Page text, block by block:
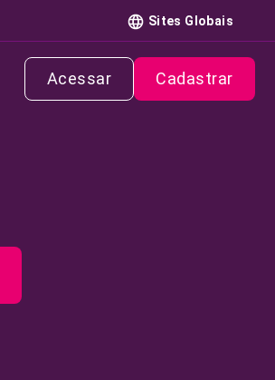
Sites Globais
Acessar Cadastrar